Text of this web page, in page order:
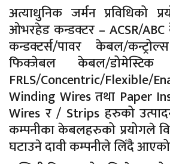
अत्याधुनिक जर्मन प्रविधिको
ओभरहेड कन्डक्टर – ACSR/
कन्डक्टर्स/पावर केबल/
फिक्जेबल केबल/डोमेस्टिक
FRLS/Concentric/Flexible/
Winding Wires तथा Paper
Wires र / Strips हरुको
कम्पनीका केबलहरुको प्रयोगले
घटाउने दावी कम्पनीले लिँदै